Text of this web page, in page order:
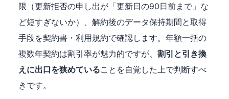
限（更新拒否の申し出が「更新日の90日前まで」な
ど短すぎないか）、解約後のデータ保持期間と取得
手段を契約書・利用規約で確認します。年額一括の
複数年契約は割引率が魅力的ですが、 割引と引き換
えに出口を狭めていることを自覚した上で判断すべ
きです。